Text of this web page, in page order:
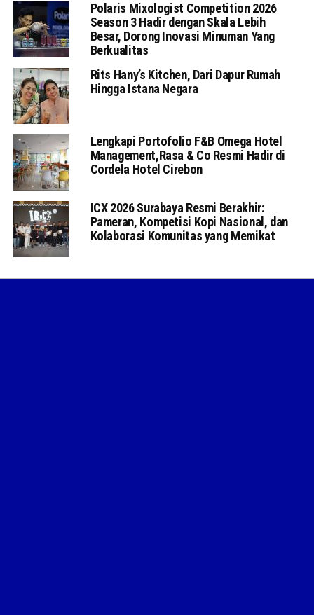
Polaris Mixologist Competition 2026
Season 3 Hadir dengan Skala Lebih
Besar, Dorong Inovasi Minuman Yang
Berkualitas
Rits Hany’s Kitchen, Dari Dapur Rumah
Hingga Istana Negara
Lengkapi Portofolio F&B Omega Hotel
Management,Rasa & Co Resmi Hadir di
Cordela Hotel Cirebon
ICX 2026 Surabaya Resmi Berakhir:
Pameran, Kompetisi Kopi Nasional, dan
Kolaborasi Komunitas yang Memikat